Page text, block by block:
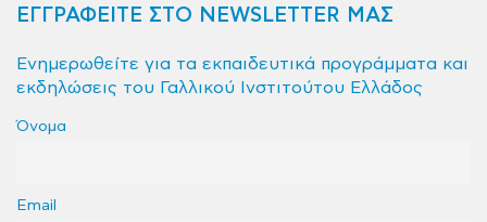
ΕΓΓΡΑΦΕΙΤΕ ΣΤΟ NEWSLETTER ΜΑΣ
Ενημερωθείτε για τα εκπαιδευτικά προγράμματα και
εκδηλώσεις του Γαλλικού Ινστιτούτου Ελλάδος
Όνομα
Email